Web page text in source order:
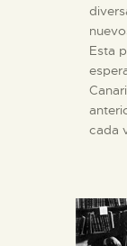
Esta
cada